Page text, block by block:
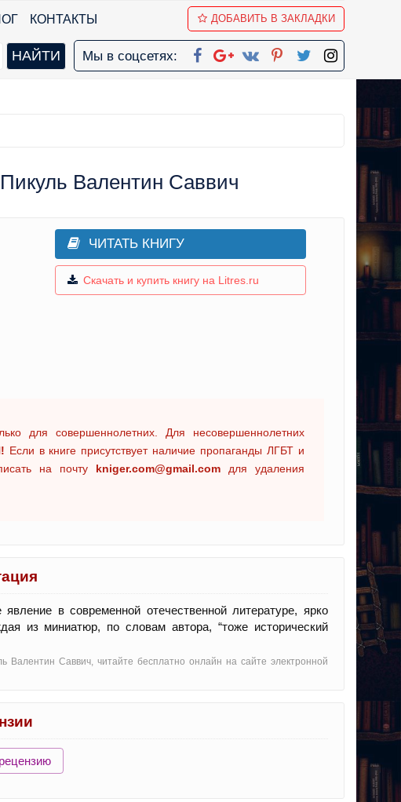
КОНТАКТЫ ДОБАВИТЬ В ЗАКЛАДКИ
Мы в соцсетях:
Валентин Саввич
ЧИТАТЬ КНИГУ
Скачать и купить книгу на Litres.ru
для совершеннолетних. Для несовершеннолетних
Если в книге присутствует наличие пропаганды ЛГБТ и
на почту kniger.com@gmail.com для удаления
в современной отечественной литературе, ярко
из миниатюр, по словам автора, “тоже исторический
Саввич, читайте бесплатно онлайн на сайте электронной